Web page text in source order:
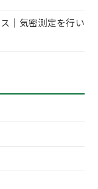
｜気密測定を行い